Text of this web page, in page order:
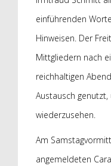
einführenden
Hinweisen. Der
Mittgliedern nach
reichhaltigen
Austausch
wiederzusehen.
Am
angemeldeten